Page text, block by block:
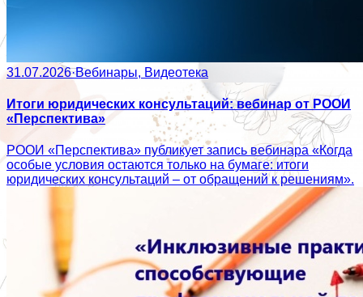
31.07.2026·Вебинары, Видеотека
Итоги юридических консультаций: вебинар от РООИ
«Перспектива»
РООИ «Перспектива» публикует запись вебинара «Когда
особые условия остаются только на бумаге: итоги
юридических консультаций – от обращений к решениям».